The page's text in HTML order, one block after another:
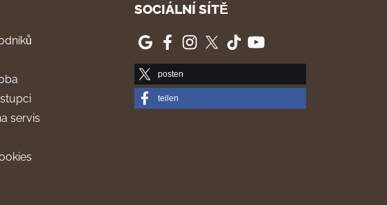
servis
SOCIÁLNÍ SÍTĚ
posten
teilen